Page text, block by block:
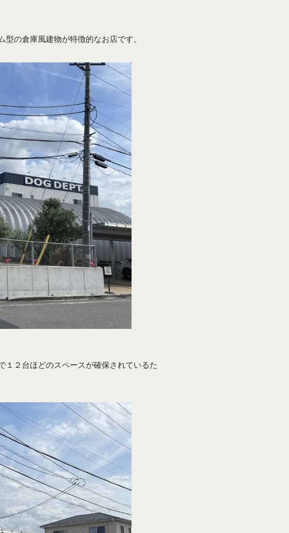
の倉庫風建物が特徴的なお店です。
１２台ほどのスペースが確保されているた